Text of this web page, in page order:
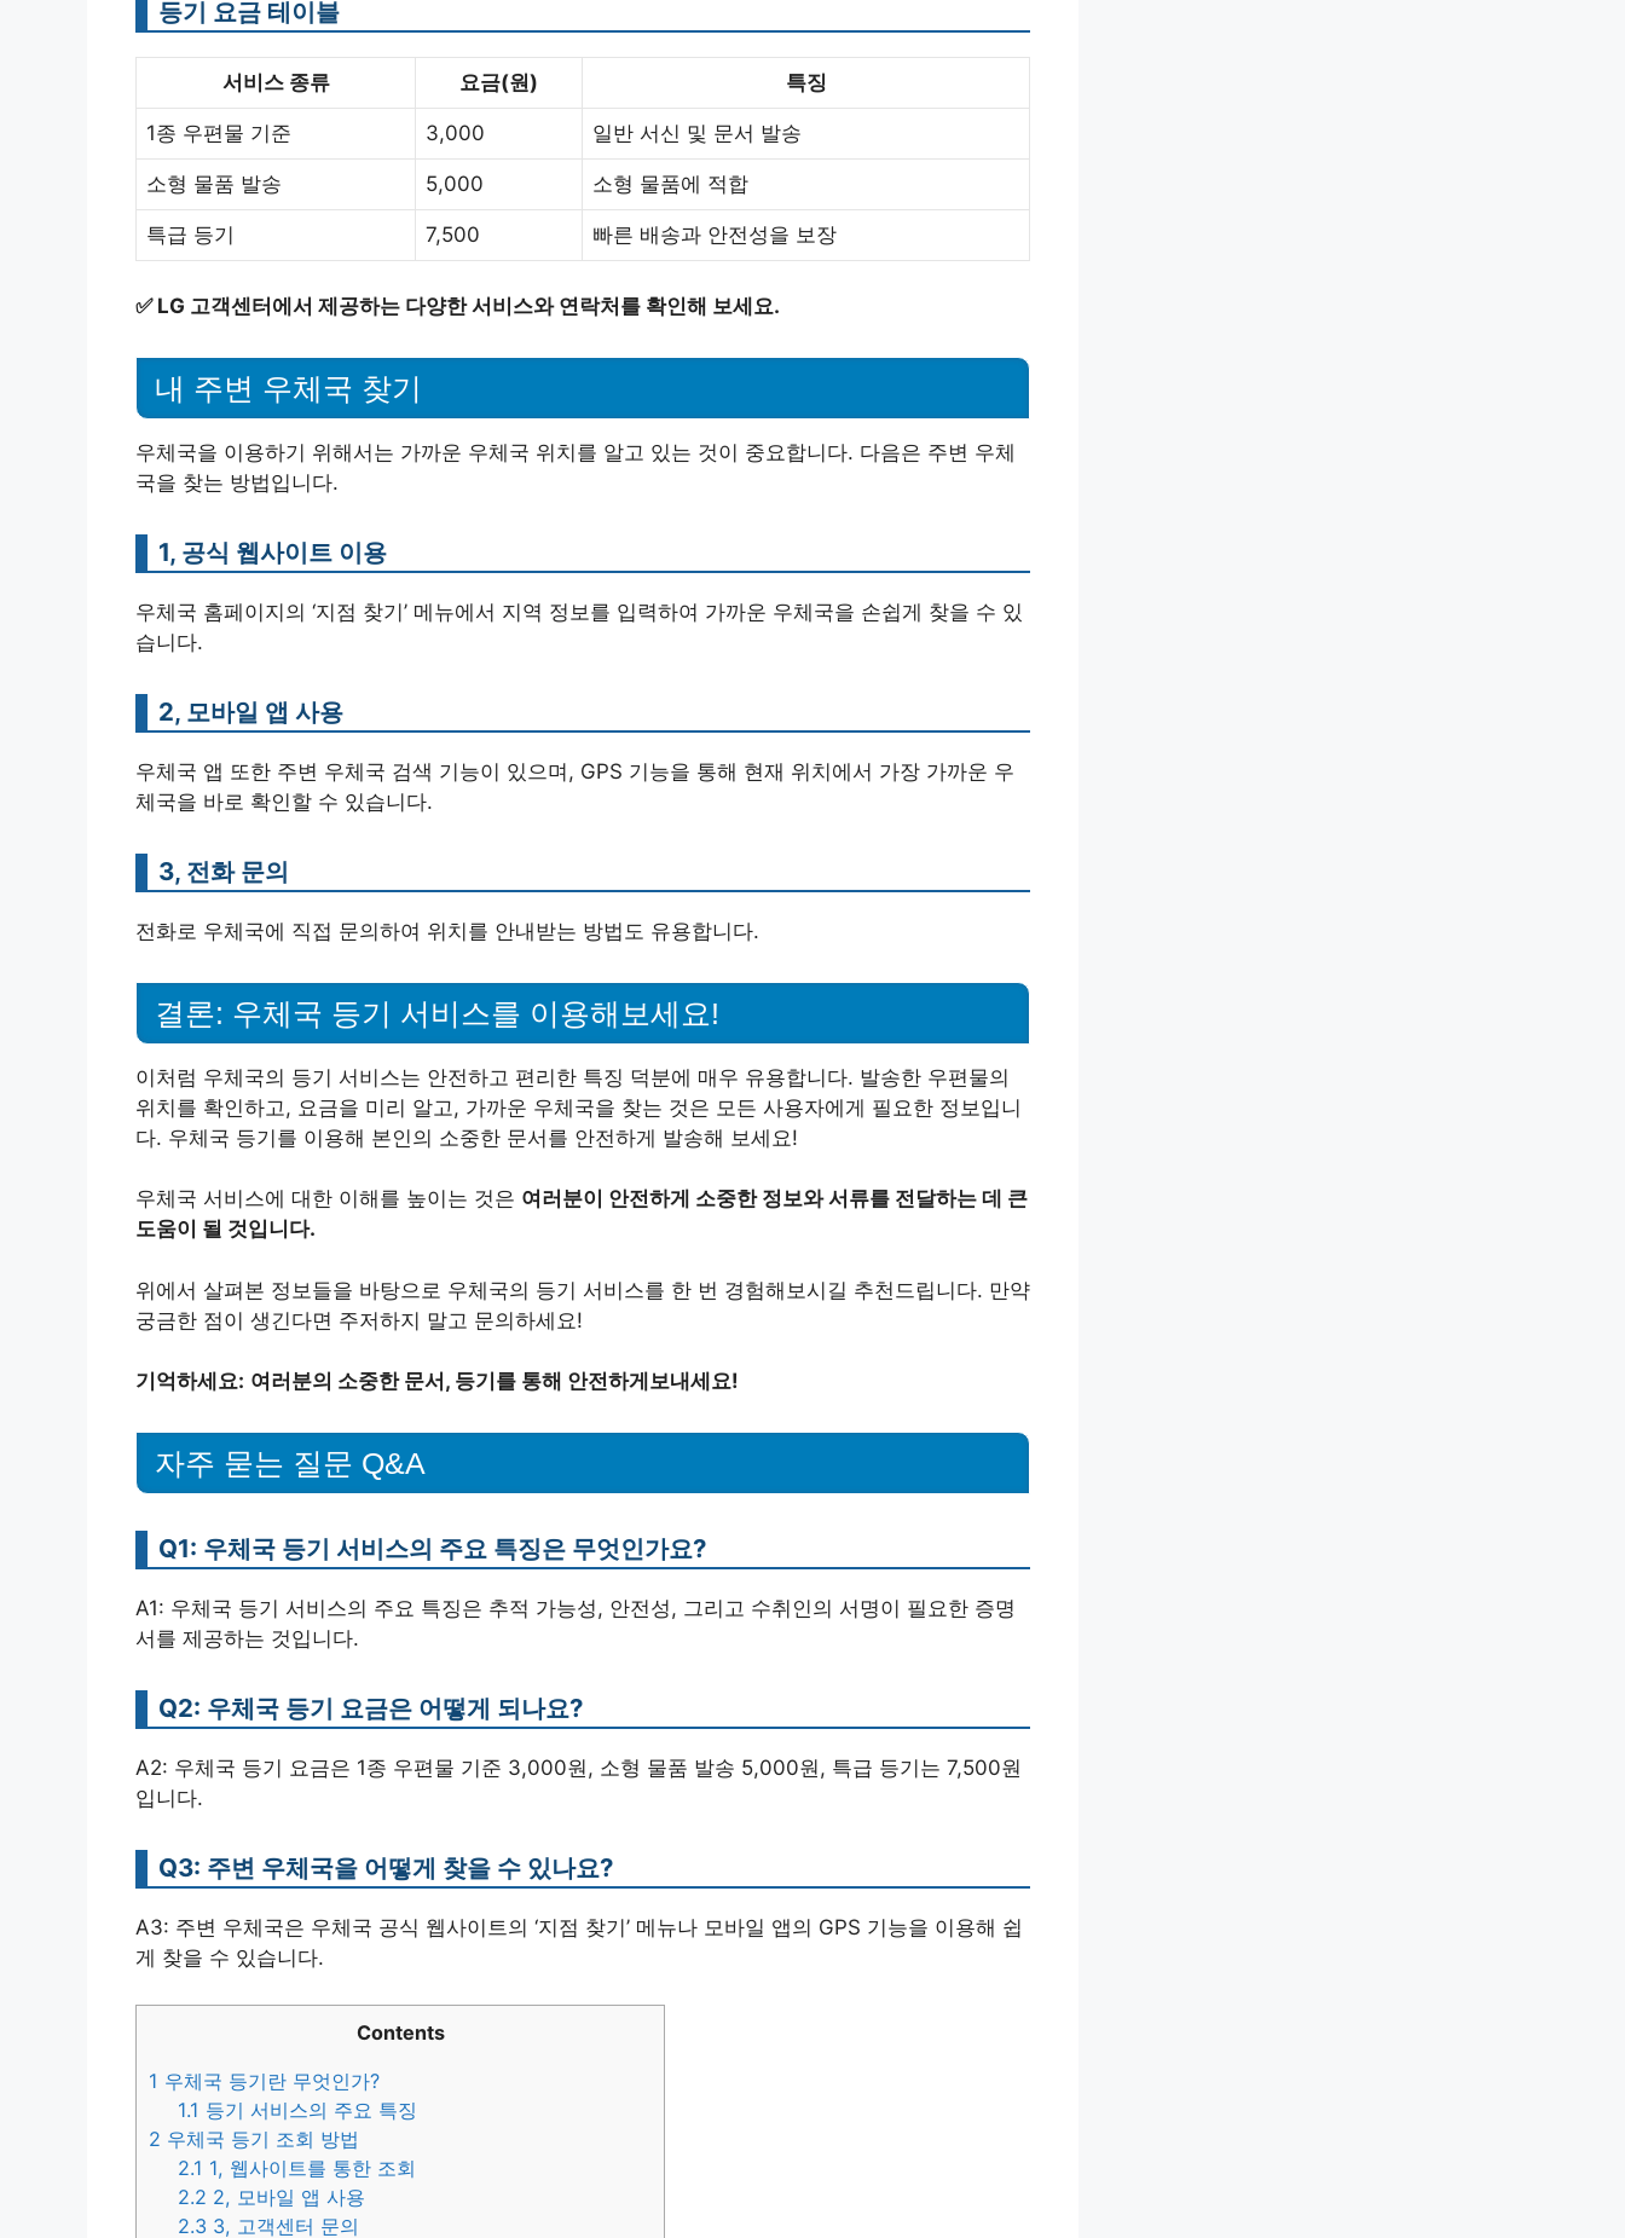
등기 요금 테이블
서비스 종류 요금(원) 특징
1종 우편물 기준 3,000 일반 서신 및 문서 발송
소형 물품 발송 5,000 소형 물품에 적합
특급 등기 7,500 빠른 배송과 안전성을 보장
✅ LG 고객센터에서 제공하는 다양한 서비스와 연락처를 확인해 보세요.
내 주변 우체국 찾기
우체국을 이용하기 위해서는 가까운 우체국 위치를 알고 있는 것이 중요합니다. 다음은 주변 우체
국을 찾는 방법입니다.
1, 공식 웹사이트 이용
우체국 홈페이지의 ‘지점 찾기’ 메뉴에서 지역 정보를 입력하여 가까운 우체국을 손쉽게 찾을 수 있
습니다.
2, 모바일 앱 사용
우체국 앱 또한 주변 우체국 검색 기능이 있으며, GPS 기능을 통해 현재 위치에서 가장 가까운 우
체국을 바로 확인할 수 있습니다.
3, 전화 문의
전화로 우체국에 직접 문의하여 위치를 안내받는 방법도 유용합니다.
결론: 우체국 등기 서비스를 이용해보세요!
이처럼 우체국의 등기 서비스는 안전하고 편리한 특징 덕분에 매우 유용합니다. 발송한 우편물의
위치를 확인하고, 요금을 미리 알고, 가까운 우체국을 찾는 것은 모든 사용자에게 필요한 정보입니
다. 우체국 등기를 이용해 본인의 소중한 문서를 안전하게 발송해 보세요!
우체국 서비스에 대한 이해를 높이는 것은 여러분이 안전하게 소중한 정보와 서류를 전달하는 데 큰
도움이 될 것입니다.
위에서 살펴본 정보들을 바탕으로 우체국의 등기 서비스를 한 번 경험해보시길 추천드립니다. 만약
궁금한 점이 생긴다면 주저하지 말고 문의하세요!
기억하세요: 여러분의 소중한 문서, 등기를 통해 안전하게보내세요!
자주 묻는 질문 Q&A
Q1: 우체국 등기 서비스의 주요 특징은 무엇인가요?
A1: 우체국 등기 서비스의 주요 특징은 추적 가능성, 안전성, 그리고 수취인의 서명이 필요한 증명
서를 제공하는 것입니다.
Q2: 우체국 등기 요금은 어떻게 되나요?
A2: 우체국 등기 요금은 1종 우편물 기준 3,000원, 소형 물품 발송 5,000원, 특급 등기는 7,500원
입니다.
Q3: 주변 우체국을 어떻게 찾을 수 있나요?
A3: 주변 우체국은 우체국 공식 웹사이트의 ‘지점 찾기’ 메뉴나 모바일 앱의 GPS 기능을 이용해 쉽
게 찾을 수 있습니다.
Contents
1 우체국 등기란 무엇인가?
1.1 등기 서비스의 주요 특징
2 우체국 등기 조회 방법
2.1 1, 웹사이트를 통한 조회
2.2 2, 모바일 앱 사용
2.3 3, 고객센터 문의